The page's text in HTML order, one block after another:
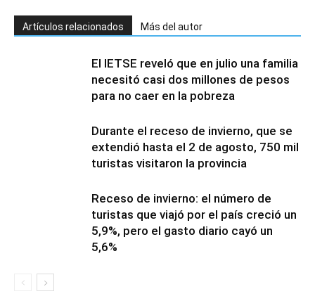
Artículos relacionados Más del autor
El IETSE reveló que en julio una familia
necesitó casi dos millones de pesos
para no caer en la pobreza
Durante el receso de invierno, que se
extendió hasta el 2 de agosto, 750 mil
turistas visitaron la provincia
Receso de invierno: el número de
turistas que viajó por el país creció un
5,9%, pero el gasto diario cayó un
5,6%